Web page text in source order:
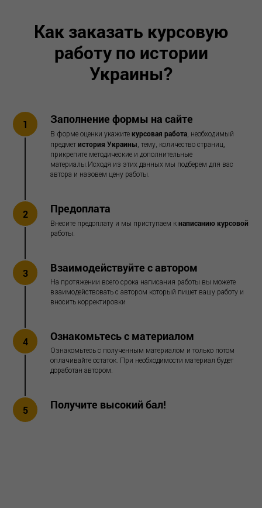
Как заказать курсовую
работу по истории
Украины?
1 Заполнение формы на сайте
В форме оценки укажите курсовая работа, необходимый
предмет история Украины, тему, количество страниц,
прикрепите методические и дополнительные
материалы.Исходя из этих данных мы подберем для вас
автора и назовем цену работы.
2 Предоплата
Внесите предоплату и мы приступаем к написанию курсовой
работы.
3 Взаимодействуйте с автором
На протяжении всего срока написания работы вы можете
взаимодействовать с автором который пишет вашу работу и
вносить корректировки
4 Ознакомьтесь с материалом
Ознакомьтесь с полученным материалом и только потом
оплачивайте остаток. При необходимости материал будет
доработан автором.
5 Получите высокий бал!